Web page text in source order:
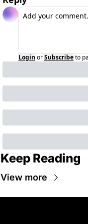
Login orSubscribeto
Keep Reading
View more